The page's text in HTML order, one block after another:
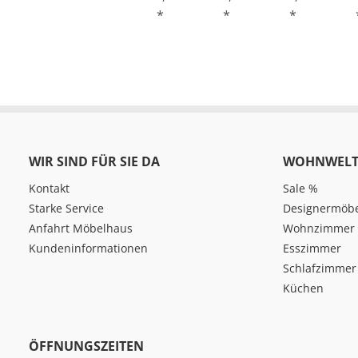
*
*
*
WIR SIND FÜR SIE DA
Kontakt
Starke Service
Anfahrt Möbelhaus
Kundeninformationen
Sale %
Wohnzimmer
Esszimmer
Schlafzimmer
Küchen
ÖFFNUNGSZEITEN